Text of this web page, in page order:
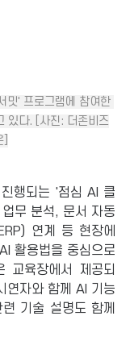
밋' 프로그램에 참여한
있다. [사진: 더존비즈
]
행되는 '점심 AI 클
무 분석, 문서 자동
연계 등 현장에
활용법을 중심으로
교육장에서 제공되
연자와 함께 AI 기능
기술 설명도 함께